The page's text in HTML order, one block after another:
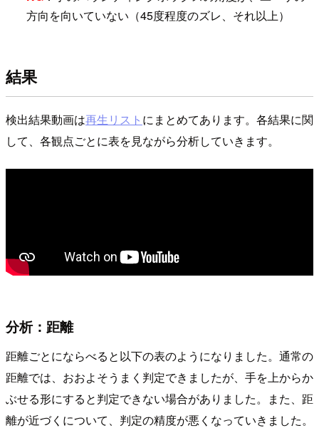
方向を向いていない（45度程度のズレ、それ以上）
結果
検出結果動画は再生リスト にまとめてあります。各結果に関
して、各観点ごとに表を見ながら分析していきます。
分析：距離
距離ごとにならべると以下の表のようになりました。通常の
距離では、おおよそうまく判定できましたが、手を上からか
ぶせる形にすると判定できない場合がありました。また、距
離が近づくについて、判定の精度が悪くなっていきました。